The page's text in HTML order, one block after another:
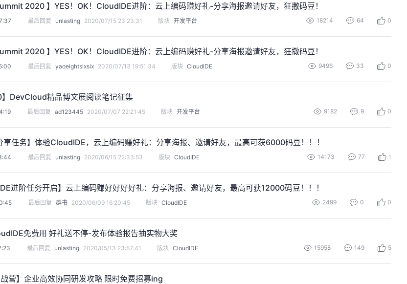
2020 】YES！OK！CloudIDE进阶：云上编码赚好礼-分享海报邀请好友，狂撒码豆！
最后回复 unlasting 2020/07/15 23:23:31 版块 开发平台 18214 64 0
2020 】YES！OK！CloudIDE进阶：云上编码赚好礼-分享海报邀请好友，狂撒码豆！
最后回复 yaoeightsixsix 2020/07/13 19:51:34 版块 CloudIDE 9496 33 0
】DevCloud精品博文展阅读笔记征集
最后回复 ad123445 2020/07/07 22:21:45 版块 开发平台 9182 9 0
享任务】体验CloudIDE，云上编码赚好礼：分享海报、邀请好友，最高可获6000码豆！！！
最后回复 unlasting 2020/06/15 22:33:53 版块 CloudIDE 14173 77 1
进阶任务开启】云上编码赚好好好好礼：分享海报、邀请好友，最高可获12000码豆！！！
最后回复 群书 2020/06/09 16:20:45 版块 CloudIDE 2499 0 0
免费用 好礼送不停-发布体验报告抽实物大奖
最后回复 unlasting 2020/05/13 23:57:41 版块 CloudIDE 15958 149 5
战营】企业高效协同研发攻略 限时免费招募ing